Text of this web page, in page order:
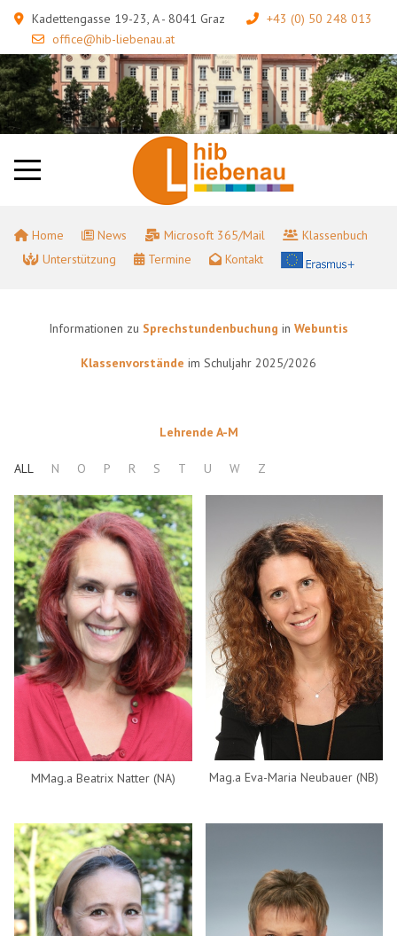
Kadettengasse 19-23, A - 8041 Graz
+43 (0) 50 248 013
office@hib-liebenau.at
Home News Microsoft 365/Mail
Klassenbuch
Unterstützung
Termine Kontakt
Informationen zu Sprechstundenbuchung in Webuntis
Klassenvorstände im Schuljahr 2025/2026
Lehrende A-M
ALL N O P R S T U W Z
MMag.a Beatrix Natter (NA) Mag.a Eva-Maria Neubauer (NB)